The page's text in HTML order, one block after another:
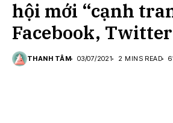
hội mới “cạnh
Facebook, Twitter
THANH TÂM 03/07/2021 2 MINS READ